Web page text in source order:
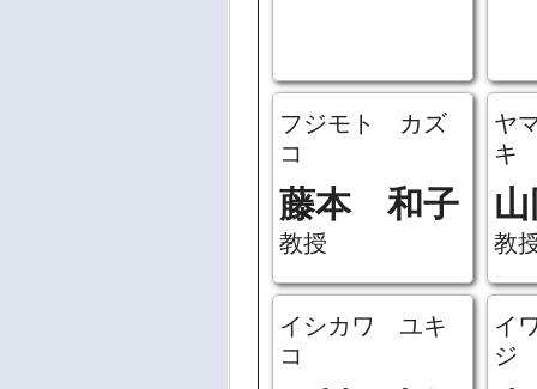
フジモト カズ
コ
藤本 和子
教授
ヤ
キ
教
イシカワ ユキ
コ
イ
ジ